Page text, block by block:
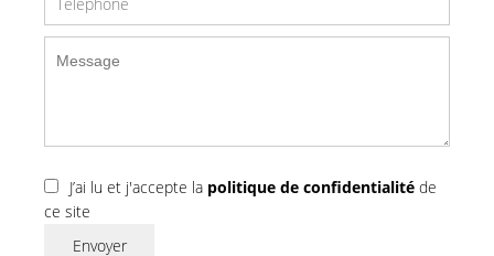
J’ai lu et j'accepte la politique de confidentialité de
ce site
Envoyer